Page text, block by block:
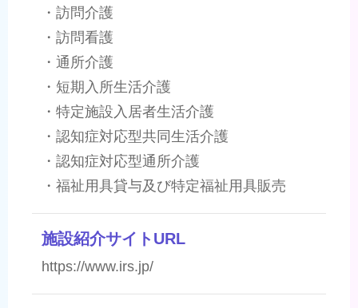
・訪問介護
・訪問看護
・通所介護
・短期入所生活介護
・特定施設入居者生活介護
・認知症対応型共同生活介護
・認知症対応型通所介護
・福祉用具貸与及び特定福祉用具販売
施設紹介サイトURL
https://www.irs.jp/